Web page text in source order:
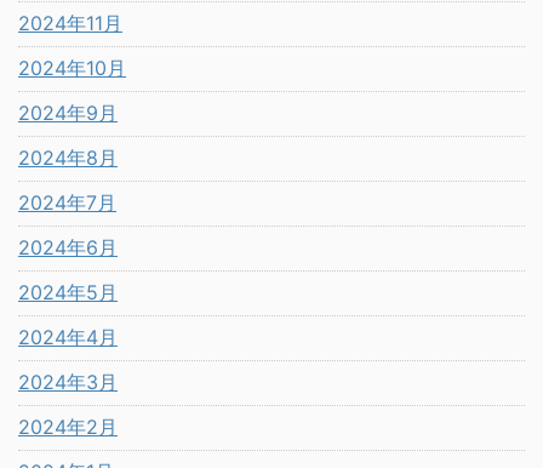
2024年11月
2024年10月
2024年9月
2024年8月
2024年7月
2024年6月
2024年5月
2024年4月
2024年3月
2024年2月